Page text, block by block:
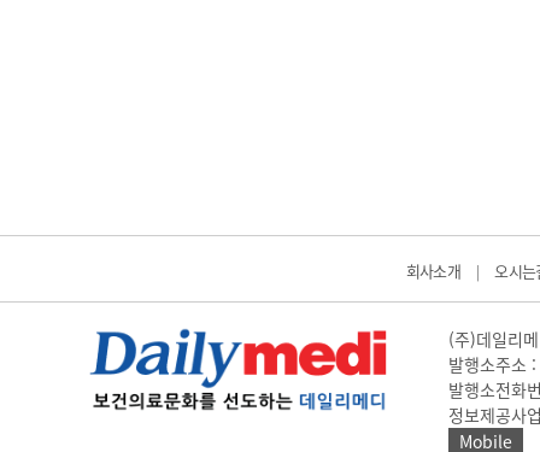
회사소개 | 오시는
(주)데일리
발행소주소
발행소전화
정보제공
Mobile